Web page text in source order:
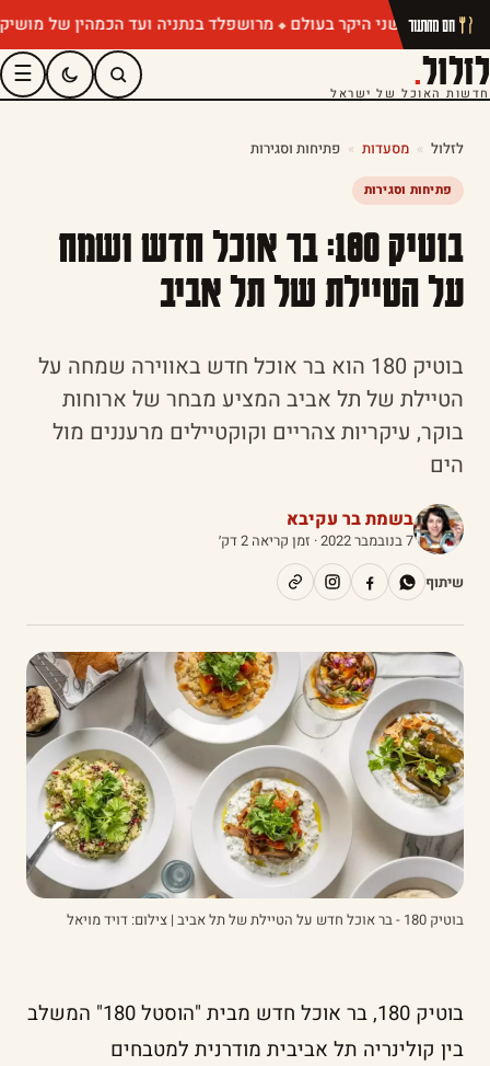
מרושפלד בנתניה ועד הכמהין של מושיק חם מהתנור
לזלול.
חדשות האוכל של ישראל
☰
לזלול » מסעדות » פתיחות וסגירות
פתיחות וסגירות
בוטיק 180: בר אוכל חדש ושמח
על הטיילת של תל אביב
בוטיק 180 הוא בר אוכל חדש באווירה שמחה על
הטיילת של תל אביב המציע מבחר של ארוחות
בוקר, עיקריות צהריים וקוקטיילים מרעננים מול
הים
בשמת בר עקיבא
7 בנובמבר 2022
· זמן קריאה 2 דק׳
שיתוף
בוטיק 180 - בר אוכל חדש על הטיילת של תל אביב | צילום: דויד מויאל
בוטיק 180, בר אוכל חדש מבית "הוסטל 180" המשלב
בין קולינריה תל אביבית מודרנית למטבחים